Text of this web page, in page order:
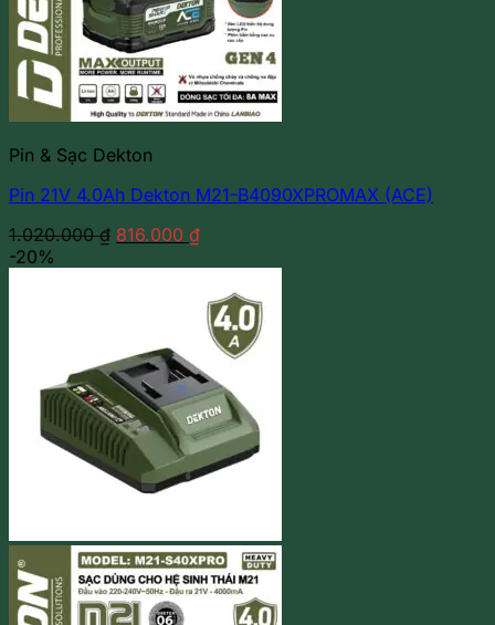
Pin & Sạc Dekton
Pin 21V 4.0Ah Dekton M21-B4090XPROMAX (ACE)
1.020.000₫ Giá
1.020.000 ₫.
816.000 ₫Giá
là:
816.000 ₫.
-20%